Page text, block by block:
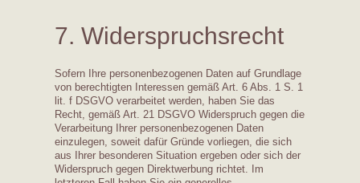
7. Widerspruchsrecht
Sofern Ihre personenbezogenen Daten auf Grundlage
von berechtigten Interessen gemäß Art. 6 Abs. 1 S. 1
lit. f DSGVO verarbeitet werden, haben Sie das
Recht, gemäß Art. 21 DSGVO Widerspruch gegen die
Verarbeitung Ihrer personenbezogenen Daten
einzulegen, soweit dafür Gründe vorliegen, die sich
aus Ihrer besonderen Situation ergeben oder sich der
Widerspruch gegen Direktwerbung richtet. Im